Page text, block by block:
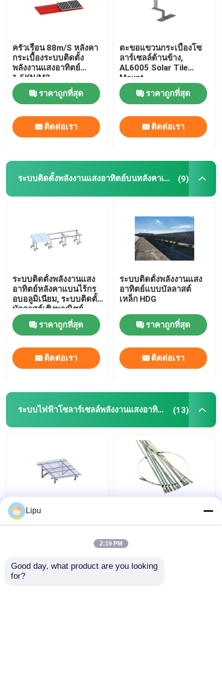
ครัวเรือน 88m/S หลังคา
กระเบื้องระบบติดตั้ง
พลังงานแสงอาทิตย์
1.5KN/M2
ราคาถูกที่สุด
ติดต่อเรา
ตะขอแขวนกระเบื้องโซ
ลาร์เซลล์ด้านข้าง,
AL6005 Solar Tile
Mount
ราคาถูกที่สุด
ติดต่อเรา
ระบบติดตั้งพลังงานแสงอาทิตย์บนหลังคาเรียบ (9)
ระบบติดตั้งพลังงานแสง
อาทิตย์หลังคาแบนไร้กร
อบอลูมิเนียม, ระบบติดตั้ง
บัลลาสต์เชิงพาณิชย์
ราคาถูกที่สุด
ติดต่อเรา
ระบบติดตั้งพลังงานแสง
อาทิตย์แบบบัลลาสต์
เหล็ก HDG
ราคาถูกที่สุด
ติดต่อเรา
ระบบไฟฟ้าโซลาร์เซลล์พลังงานแสงอาทิตย์ (13)
Off Grid 3kw แผงโซลาร์
เซลล์ระบบไฟฟ้าโซลาร์
Sus304 สำหรับอุปกรณ์
ติดตั้งแผงโซลาร์เซลล์
Lipu
2:19 PM
Good day, what product are you looking
for?